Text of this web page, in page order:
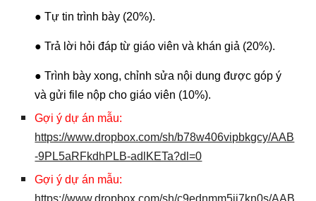
● Tự tin trình bày (20%).
● Trả lời hỏi đáp từ giáo viên và khán giả (20%).
● Trình bày xong, chỉnh sửa nội dung được góp ý
và gửi file nộp cho giáo viên (10%).
Gợi ý dự án mẫu:
https://www.dropbox.com/sh/b78w406vipbkgcy/AAB
-9PL5aRFkdhPLB-adlKETa?dl=0
Gợi ý dự án mẫu:
https://www.dropbox.com/sh/c9ednmm5ij7kn0s/AAB